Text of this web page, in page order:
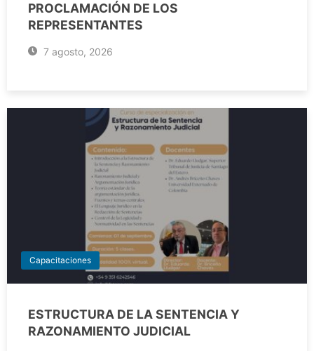
PROCLAMACIÓN DE LOS
REPRESENTANTES
7 agosto, 2026
Capacitaciones
ESTRUCTURA DE LA SENTENCIA Y
RAZONAMIENTO JUDICIAL